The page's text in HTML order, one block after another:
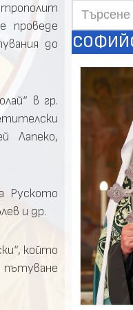
проведе
до
в гр.
Лапеко,
Руското
и др.
който
пътуване